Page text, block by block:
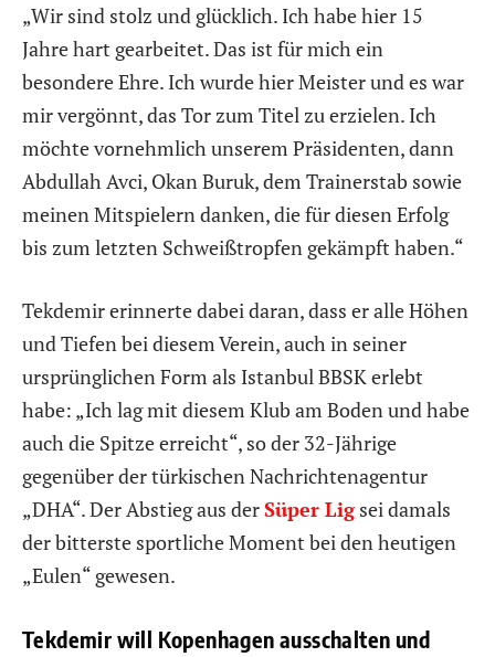
„Wir sind stolz und glücklich. Ich habe hier 15
Jahre hart gearbeitet. Das ist für mich ein
besondere Ehre. Ich wurde hier Meister und es war
mir vergönnt, das Tor zum Titel zu erzielen. Ich
möchte vornehmlich unserem Präsidenten, dann
Abdullah Avci, Okan Buruk, dem Trainerstab sowie
meinen Mitspielern danken, die für diesen Erfolg
bis zum letzten Schweißtropfen gekämpft haben.“
Tekdemir erinnerte dabei daran, dass er alle Höhen
und Tiefen bei diesem Verein, auch in seiner
ursprünglichen Form als Istanbul BBSK erlebt
habe: „Ich lag mit diesem Klub am Boden und habe
auch die Spitze erreicht“, so der 32-Jährige
gegenüber der türkischen Nachrichtenagentur
„DHA“. Der Abstieg aus derSüper Ligsei damals
der bitterste sportliche Moment bei den heutigen
„Eulen“ gewesen.
Tekdemir will Kopenhagen ausschalten und